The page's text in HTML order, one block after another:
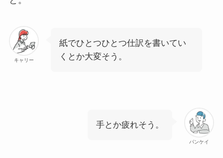
キャリー
紙でひとつひとつ仕訳を書いてい
くとか大変そう。
パンケイ
手とか疲れそう。